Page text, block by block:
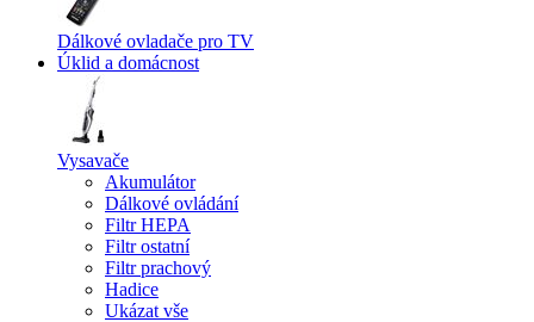
Dálkové ovladače pro TV
Úklid a domácnost
Vysavače
Akumulátor
Dálkové ovládání
Filtr HEPA
Filtr ostatní
Filtr prachový
Hadice
Ukázat vše